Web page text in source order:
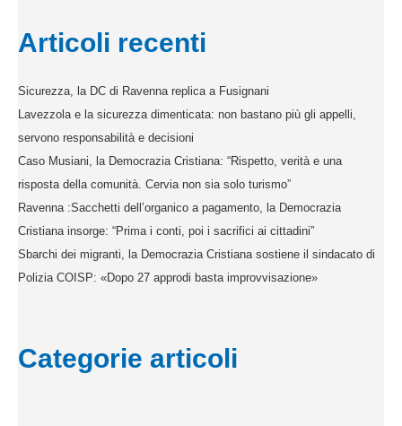
Articoli recenti
Sicurezza, la DC di Ravenna replica a Fusignani
Lavezzola e la sicurezza dimenticata: non bastano più gli appelli,
servono responsabilità e decisioni
Caso Musiani, la Democrazia Cristiana: “Rispetto, verità e una
risposta della comunità. Cervia non sia solo turismo”
Ravenna :Sacchetti dell’organico a pagamento, la Democrazia
Cristiana insorge: “Prima i conti, poi i sacrifici ai cittadini”
Sbarchi dei migranti, la Democrazia Cristiana sostiene il sindacato di
Polizia COISP: «Dopo 27 approdi basta improvvisazione»
Categorie articoli